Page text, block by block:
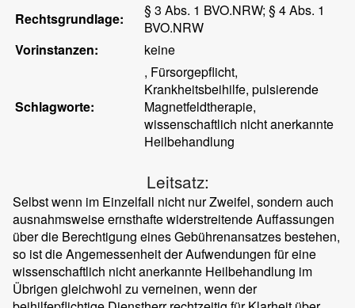
Rechtsgrundlage:
§ 3 Abs. 1 BVO.NRW; § 4 Abs. 1
BVO.NRW
Vorinstanzen:
keine
Schlagworte:
, Fürsorgepflicht,
Krankheitsbeihilfe, pulsierende
Magnetfeldtherapie,
wissenschaftlich nicht anerkannte
Heilbehandlung
Leitsatz:
Selbst wenn im Einzelfall nicht nur Zweifel, sondern auch
ausnahmsweise ernsthafte widerstreitende Auffassungen
über die Berechtigung eines Gebührenansatzes bestehen,
so ist die Angemessenheit der Aufwendungen für eine
wissenschaftlich nicht anerkannte Heilbehandlung im
Übrigen gleichwohl zu verneinen, wenn der